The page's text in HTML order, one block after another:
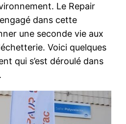
Le Repair
dans cette
une seconde vie aux
Voici quelques
qui s’est déroulé dans